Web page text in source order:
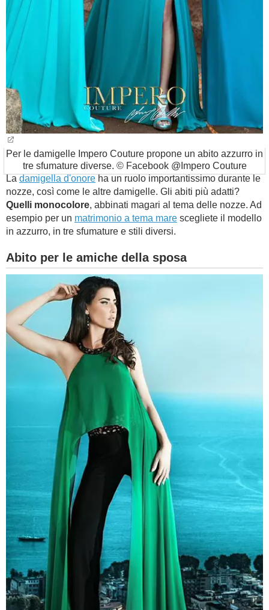
Per le damigelle Impero Couture propone un abito azzurro in
tre sfumature diverse. © Facebook @Impero Couture
La damigella d'onore ha un ruolo importantissimo durante le
nozze, così come le altre damigelle. Gli abiti più adatti?
Quelli monocolore, abbinati magari al tema delle nozze. Ad
esempio per un matrimonio a tema mare scegliete il modello
in azzurro, in tre sfumature e stili diversi.
Abito per le amiche della sposa